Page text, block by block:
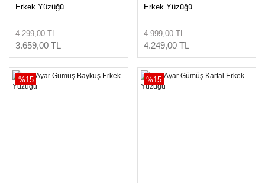
Erkek Yüzüğü
4.299,00 TL
3.659,00 TL
Erkek Yüzüğü
4.999,00 TL
4.249,00 TL
%15 %15